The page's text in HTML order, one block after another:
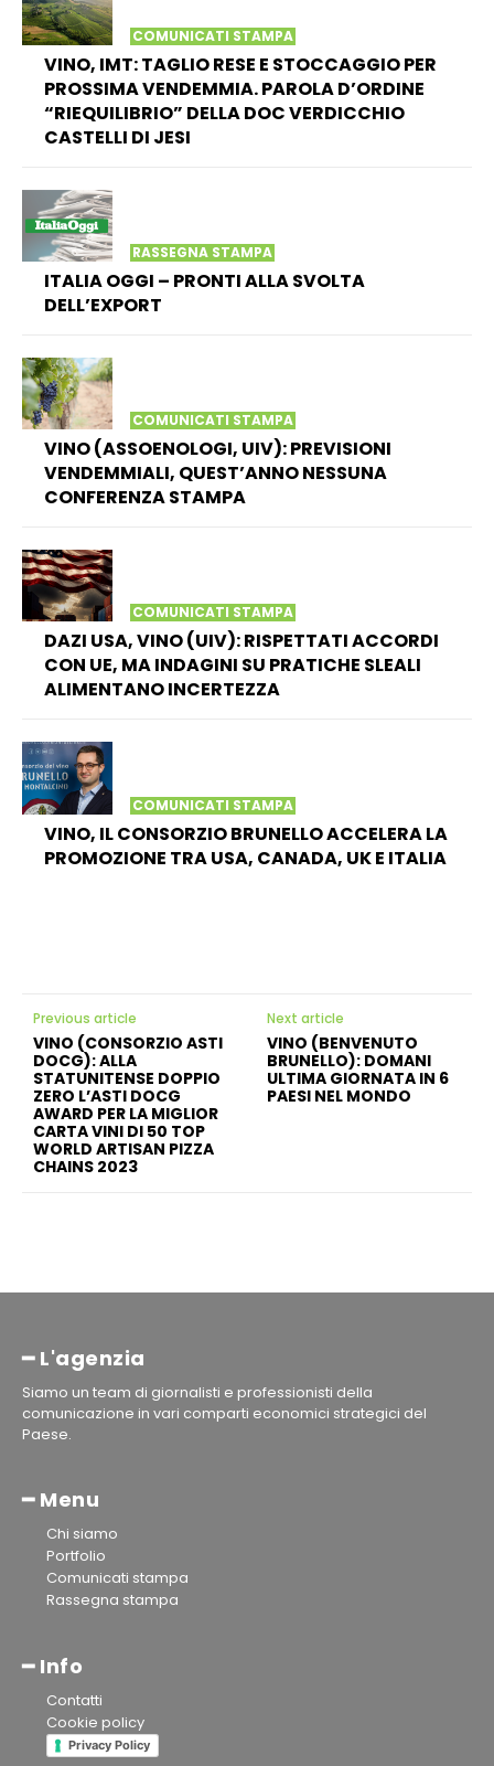
COMUNICATI STAMPA
VINO, IMT: TAGLIO RESE E STOCCAGGIO PER
PROSSIMA VENDEMMIA. PAROLA D’ORDINE
“RIEQUILIBRIO” DELLA DOC VERDICCHIO
CASTELLI DI JESI
RASSEGNA STAMPA
ITALIA OGGI – PRONTI ALLA SVOLTA
DELL’EXPORT
COMUNICATI STAMPA
VINO (ASSOENOLOGI, UIV): PREVISIONI
VENDEMMIALI, QUEST’ANNO NESSUNA
CONFERENZA STAMPA
COMUNICATI STAMPA
DAZI USA, VINO (UIV): RISPETTATI ACCORDI
CON UE, MA INDAGINI SU PRATICHE SLEALI
ALIMENTANO INCERTEZZA
COMUNICATI STAMPA
VINO, IL CONSORZIO BRUNELLO ACCELERA LA
PROMOZIONE TRA USA, CANADA, UK E ITALIA
Previous article
VINO (CONSORZIO ASTI
DOCG): ALLA
STATUNITENSE DOPPIO
ZERO L’ASTI DOCG
AWARD PER LA MIGLIOR
CARTA VINI DI 50 TOP
WORLD ARTISAN PIZZA
CHAINS 2023
Next article
VINO (BENVENUTO
BRUNELLO): DOMANI
ULTIMA GIORNATA IN 6
PAESI NEL MONDO
━ L'agenzia
Siamo un team di giornalisti e professionisti della
comunicazione in vari comparti economici strategici del
Paese.
━ Menu
Chi siamo
Portfolio
Comunicati stampa
Rassegna stampa
━ Info
Contatti
Cookie policy
Privacy Policy